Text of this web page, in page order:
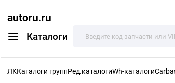
autoru.ru
Каталоги
ЛККаталоги группРед.каталогиWh-каталоги